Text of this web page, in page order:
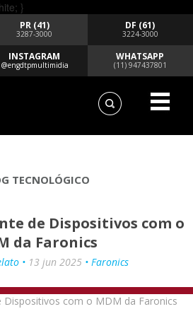
}
PR (41)
3287-3000
DF (61)
3224-3000
INSTAGRAM
@engdtpmultimidia
WHATSAPP
(11) 947437801
TECNOLÓGICO
de Dispositivos com o
da Faronics
• 13 jun 2025• Faronics